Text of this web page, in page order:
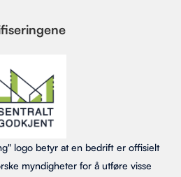
logo betyr at en bedrift er offisielt
myndigheter for å utføre visse